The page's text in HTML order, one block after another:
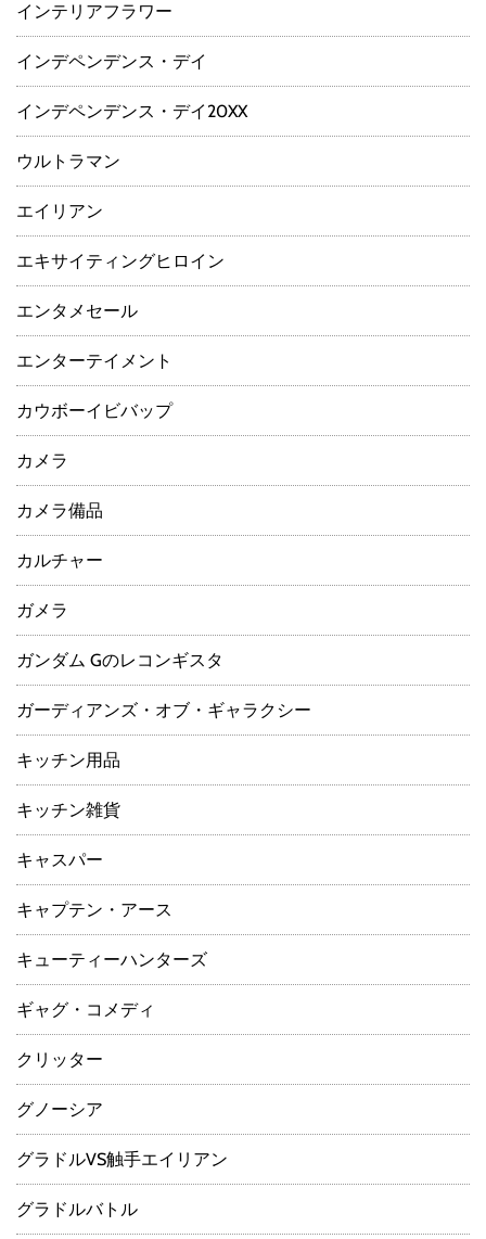
インテリアフラワー
インデペンデンス・デイ
インデペンデンス・デイ20XX
ウルトラマン
エイリアン
エキサイティングヒロイン
エンタメセール
エンターテイメント
カウボーイビバップ
カメラ
カメラ備品
カルチャー
ガメラ
ガンダム Gのレコンギスタ
ガーディアンズ・オブ・ギャラクシー
キッチン用品
キッチン雑貨
キャスパー
キャプテン・アース
キューティーハンターズ
ギャグ・コメディ
クリッター
グノーシア
グラドルVS触手エイリアン
グラドルバトル